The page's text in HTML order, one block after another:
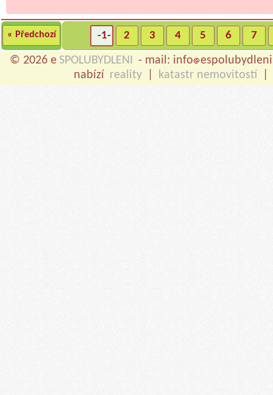
« Předchozí -1- 2 3 4 5 6 7
© 2026 e SPOLUBYDLENI - mail: info
nabízí reality katastr nemovitostí